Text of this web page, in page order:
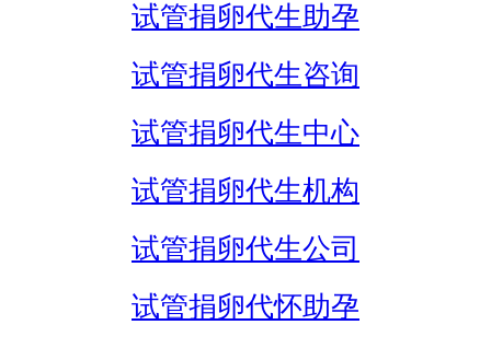
试管捐卵代生助孕
试管捐卵代生咨询
试管捐卵代生中心
试管捐卵代生机构
试管捐卵代生公司
试管捐卵代怀助孕